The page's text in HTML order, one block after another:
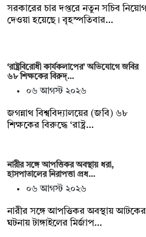
সরকারের চার দপ্তরে নতুন সচিব নিয়োগ
দেওয়া হয়েছে। বৃহস্পতিবার…
‘রাষ্ট্রবিরোধী কার্যকলাপের’ অভিযোগে জবির
৬৮ শিক্ষকের বিরুদ্…
০৬ আগস্ট ২০২৬
জগন্নাথ বিশ্ববিদ্যালয়ের (জবি) ৬৮
শিক্ষকের বিরুদ্ধে ‘রাষ্ট্র…
নারীর সঙ্গে আপত্তিকর অবস্থায় ধরা,
হাসপাতালের নিরাপত্তা প্রধ…
০৬ আগস্ট ২০২৬
নারীর সঙ্গে আপত্তিকর অবস্থায় আটকের
ঘটনায় টাঙ্গাইলের মির্জাপ…